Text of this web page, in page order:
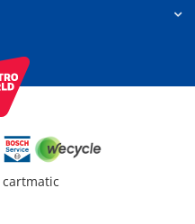
cartmatic